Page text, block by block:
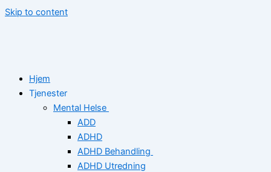
Skip to content
Hjem
Tjenester
Mental Helse
ADD
ADHD
ADHD Behandling
ADHD Utredning